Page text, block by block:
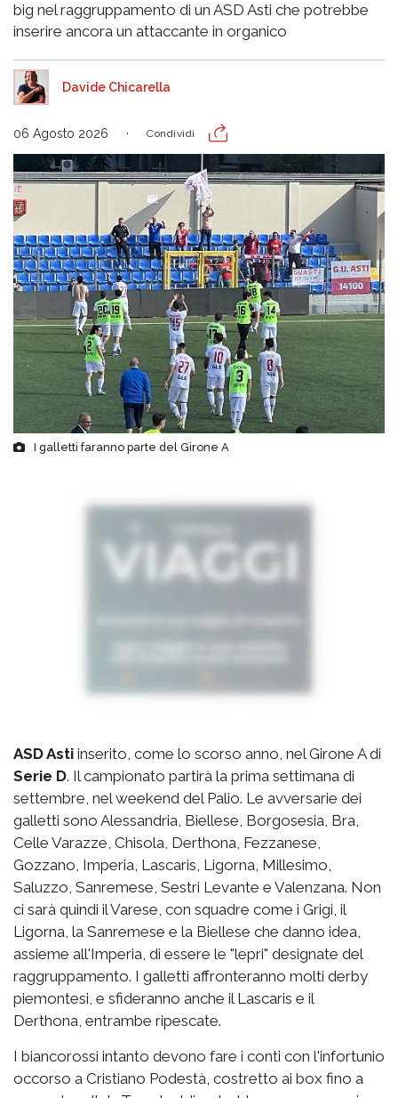
big nel raggruppamento di un ASD Asti che potrebbe
inserire ancora un attaccante in organico
Davide Chicarella
06 Agosto 2026 Condividi
I galletti faranno parte del Girone A
ASD Asti inserito, come lo scorso anno, nel Girone A di
Serie D. Il campionato partirà la prima settimana di
settembre, nel weekend del Palio. Le avversarie dei
galletti sono Alessandria, Biellese, Borgosesia, Bra,
Celle Varazze, Chisola, Derthona, Fezzanese,
Gozzano, Imperia, Lascaris, Ligorna, Millesimo,
Saluzzo, Sanremese, Sestri Levante e Valenzana. Non
ci sarà quindi il Varese, con squadre come i Grigi, il
Ligorna, la Sanremese e la Biellese che danno idea,
assieme all'Imperia, di essere le "lepri" designate del
raggruppamento. I galletti affronteranno molti derby
piemontesi, e sfideranno anche il Lascaris e il
Derthona, entrambe ripescate.
I biancorossi intanto devono fare i conti con l'infortunio
occorso a Cristiano Podestà, costretto ai box fino a